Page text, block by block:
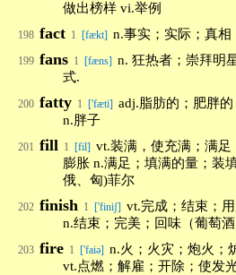
做出榜样 vi.举例
198 fact 1 [fækt] n.事实；实际；真相
199 fans 1 [fæns] n. 狂热者；崇拜明
式.
200 fatty 1 ['fæti] adj.脂肪的；肥胖
n.胖子
201 fill 1 [fil] vt.装满，使充满；满足
膨胀 n.满足；填满的量；装
俄、匈)菲尔
202 finish 1 ['finiʃ] vt.完成；结束；
n.结束；完美；回味（葡萄酒
203 fire 1 ['faiə] n.火；火灾；炮火；
vt.点燃；解雇；开除；使发